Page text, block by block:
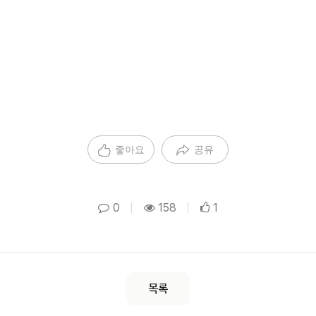
좋아요 공유
0 158 1
목록